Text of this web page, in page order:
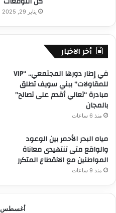
يناير 29, 2025
أخر الاخبار
في إطار دورها المجتمعي.. “VIP
للمقاولات” ببني سويف تطلق
مبادرة “تعالي أقدم على تصالح”
بالمجان
منذ 6 ساعات
مياه البحر الأحمر بين الوعود
والواقع متى تنتهيدى معاناة
المواطنين مع الانقطاع المتكرر
منذ 9 ساعات
أغسطس 2026